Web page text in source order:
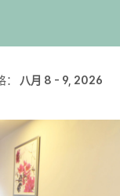
八月 8 - 9, 2026